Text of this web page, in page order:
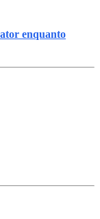
enquanto